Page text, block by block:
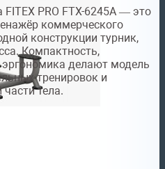
PRO FTX-6245A — это
коммерческого
конструкции турник,
Компактность,
делают модель
тренировок и
тела.